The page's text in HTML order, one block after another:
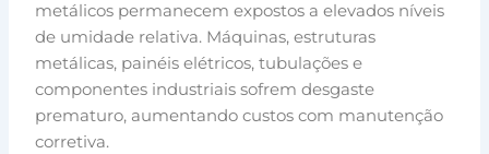
metálicos permanecem expostos a elevados níveis
de umidade relativa. Máquinas, estruturas
metálicas, painéis elétricos, tubulações e
componentes industriais sofrem desgaste
prematuro, aumentando custos com manutenção
corretiva.